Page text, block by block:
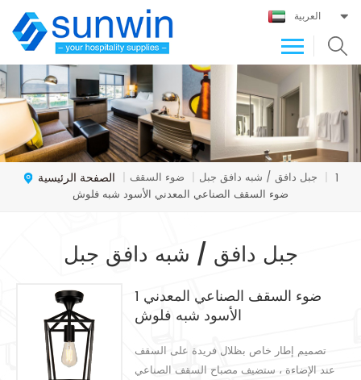
العربية
الصفحة الرئيسية | ضوء السقف | جبل دافق / شبه دافق جبل | 1
ضوء السقف الصناعي المعدني الأسود شبه فلوش
جبل دافق / شبه دافق جبل
1 ضوء السقف الصناعي المعدني
الأسود شبه فلوش
تصميم إطار خاص بظلال فريدة على السقف
عند الإضاءة ، ستضيف مصباح السقف الصناعي